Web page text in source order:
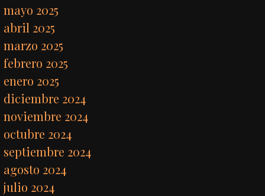
mayo 2025
abril 2025
marzo 2025
febrero 2025
enero 2025
diciembre 2024
noviembre 2024
octubre 2024
septiembre 2024
agosto 2024
julio 2024